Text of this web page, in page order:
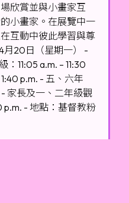
欣賞並與小畫家互
小畫家。在展覽中一
互動中彼此學習與尊
月20日（星期一） -
11:05 a.m. – 11:30
p.m. - 五、六年
- 家長及一、二年級觀
p.m. - 地點：基督教粉